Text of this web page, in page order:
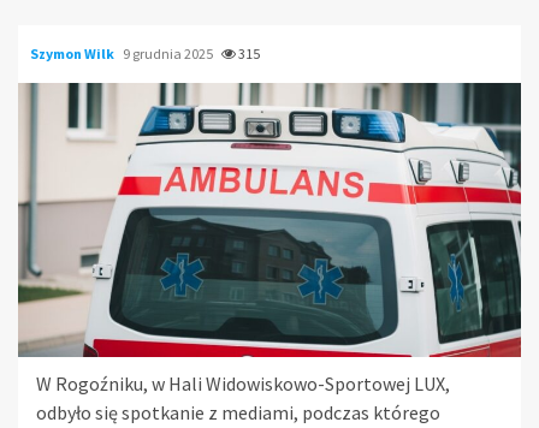
Szymon Wilk 9 grudnia 2025 315
W Rogoźniku, w Hali Widowiskowo-Sportowej LUX,
odbyło się spotkanie z mediami, podczas którego